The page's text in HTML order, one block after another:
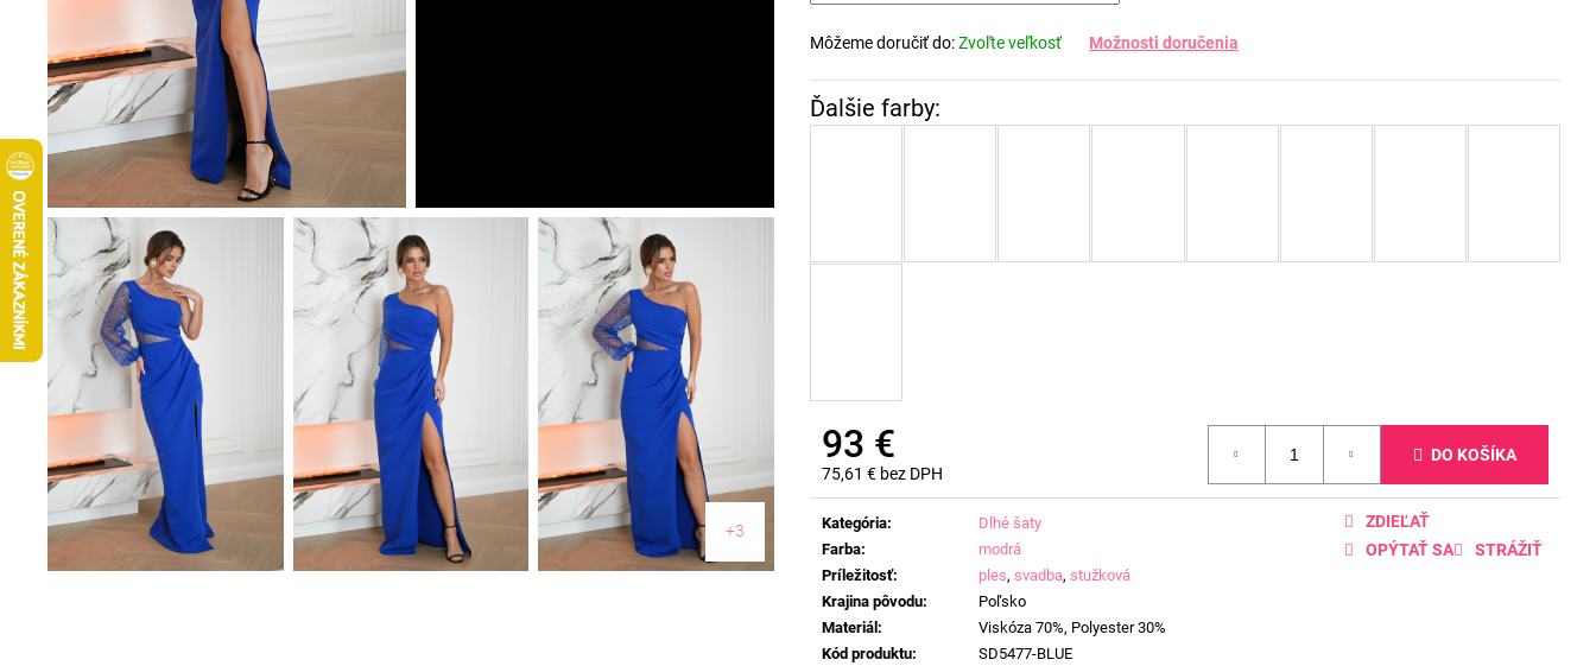
Môžeme doručiť do:Zvoľte veľkosť Možnosti doručenia
93 €
75,61 € bez DPH
Jednotková
cena:
DO KOŠÍKA
Kategória:
Dlhé šaty
Farba:
modrá
Príležitosť: ples, svadba, stužková
Krajina pôvodu:
Poľsko
Materiál:
Viskóza 70%, Polyester 30%
Kód produktu: SD5477-BLUE
OPÝTAŤ SA STRÁŽIŤ
ZDIEĽAŤ
+3